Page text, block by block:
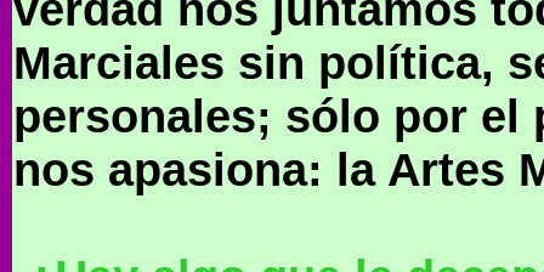
Marciales sin política,
personales; sólo por el
nos apasiona: la Artes